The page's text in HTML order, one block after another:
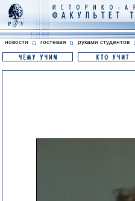
новости гостевая руками студентов